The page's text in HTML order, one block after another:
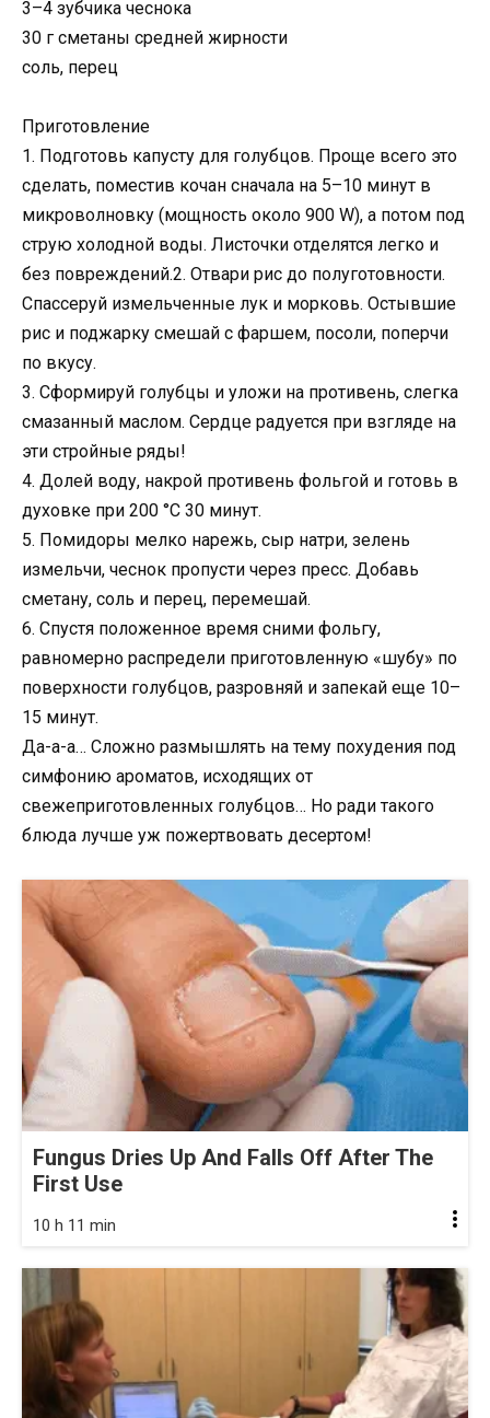
3–4 зубчика чеснока
30 г сметаны средней жирности
соль, перец
Приготовление
1. Подготовь капусту для голубцов. Проще всего это
сделать, поместив кочан сначала на 5–10 минут в
микроволновку (мощность около 900 W), а потом под
струю холодной воды. Листочки отделятся легко и
без повреждений.2. Отвари рис до полуготовности.
Спассеруй измельченные лук и морковь. Остывшие
рис и поджарку смешай с фаршем, посоли, поперчи
по вкусу.
3. Сформируй голубцы и уложи на противень, слегка
смазанный маслом. Сердце радуется при взгляде на
эти стройные ряды!
4. Долей воду, накрой противень фольгой и готовь в
духовке при 200 °С 30 минут.
5. Помидоры мелко нарежь, сыр натри, зелень
измельчи, чеснок пропусти через пресс. Добавь
сметану, соль и перец, перемешай.
6. Спустя положенное время сними фольгу,
равномерно распредели приготовленную «шубу» по
поверхности голубцов, разровняй и запекай еще 10–
15 минут.
Да-а-а… Сложно размышлять на тему похудения под
симфонию ароматов, исходящих от
свежеприготовленных голубцов… Но ради такого
блюда лучше уж пожертвовать десертом!
Fungus Dries Up And Falls Off After The
First Use
10 h 11 min